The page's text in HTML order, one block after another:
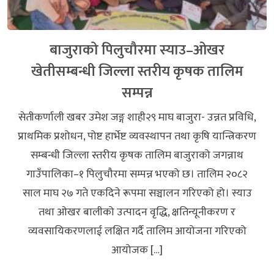
बाजुराको पिलुचौरमा स्याउ–ओखर
खेतीसम्बन्धी जिल्ला स्तरीय कृषक तालिम
सम्पन्न
सेतीकर्णाली खबर उमेश जङ्ग शाही२९ माघ बाजुरा- उन्नत प्रविधि,
प्राथमिक प्रशोधन, पोष्ट हार्भेष्ट व्यवस्थापन तथा कृषि यान्त्रिकरण
सम्बन्धी जिल्ला स्तरीय कृषक तालिम बाजुराको जगन्नाथ
गाउँपालिका–१ पिलुचौरमा सम्पन्न भएको छ। तालिम २०८२
साल माघ २७ गते एकदिने रूपमा सञ्चालन गरिएको हो। स्याउ
तथा ओखर बालीको उत्पादन वृद्धि, क्षतिन्यूनीकरण र
व्यवसायिकरणलाई लक्षित गर्दै तालिम आयोजना गरिएको
आयोजक […]